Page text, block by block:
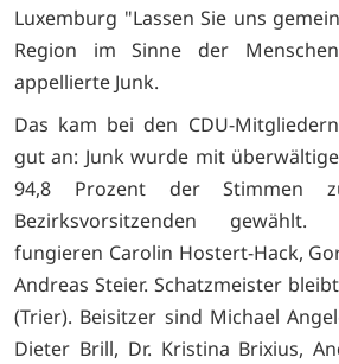
Luxemburg "Lassen Sie uns
Region im Sinne der
appellierte Junk.
Das kam bei den CDU-
gut an: Junk wurde mit
94,8 Prozent der Stimmen
Bezirksvorsitzenden
fungieren Carolin Hostert-Hack,
Andreas Steier. Schatzmeister
(Trier). Beisitzer sind Michael
Dieter Brill, Dr. Kristina Brixius,